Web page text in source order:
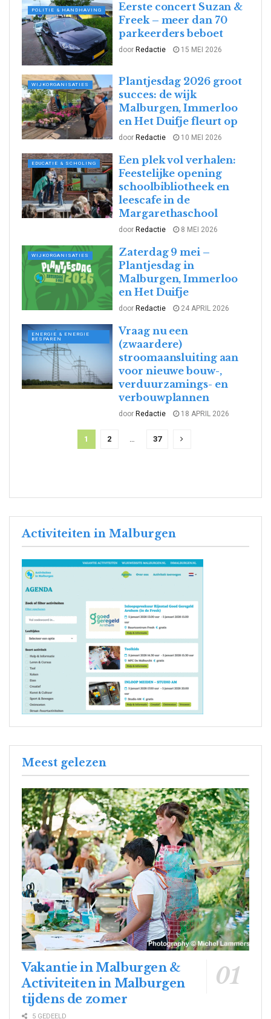
POLITIE & HANDHAVING
Eerste concert Suzan &
Freek – meer dan 70
parkeerders beboet
door Redactie 15 MEI 2026
WIJKORGANISATIES
Plantjesdag 2026 groot
succes: de wijk
Malburgen, Immerloo
en Het Duifje fleurt op
door Redactie 10 MEI 2026
EDUCATIE & SCHOLING
Een plek vol verhalen:
Feestelijke opening
schoolbibliotheek en
leescafe in de
Margarethaschool
door Redactie 8 MEI 2026
WIJKORGANISATIES
Zaterdag 9 mei –
Plantjesdag in
Malburgen, Immerloo
en Het Duifje
door Redactie 24 APRIL 2026
ENERGIE & ENERGIE
BESPAREN
Vraag nu een
(zwaardere)
stroomaansluiting aan
voor nieuwe bouw-,
verduurzamings- en
verbouwplannen
door Redactie 18 APRIL 2026
1 2 37
Activiteiten in Malburgen
Meest gelezen
Vakantie in Malburgen &
Activiteiten in Malburgen
tijdens de zomer
5 GEDEELD